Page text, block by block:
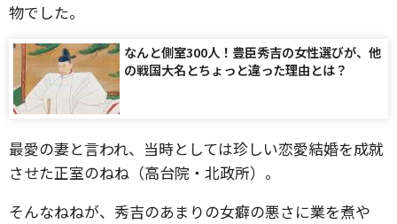
物でした。
なんと側室300人！豊臣秀吉の女性選びが、他
の戦国大名とちょっと違った理由とは？
最愛の妻と言われ、当時としては珍しい恋愛結婚を成就
させた正室のねね（高台院・北政所）。
そんなねねが、秀吉のあまりの女癖の悪さに業を煮や